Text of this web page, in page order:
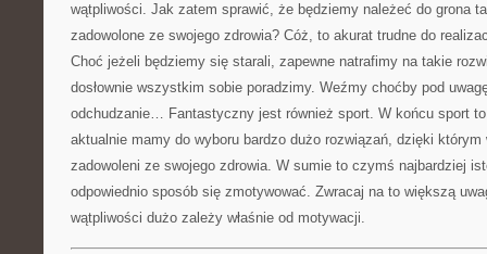
wątpliwości. Jak zatem sprawić, że będziemy należeć do grona
zadowolone ze swojego zdrowia? Cóż, to akurat trudne do
Choć jeżeli będziemy się starali, zapewne natrafimy na takie
dosłownie wszystkim sobie poradzimy. Weźmy choćby pod
odchudzanie… Fantastyczny jest również sport. W końcu sport
aktualnie mamy do wyboru bardzo dużo rozwiązań, dzięki
zadowoleni ze swojego zdrowia. W sumie to czymś najbardziej
odpowiednio sposób się zmotywować. Zwracaj na to większą
wątpliwości dużo zależy właśnie od motywacji.